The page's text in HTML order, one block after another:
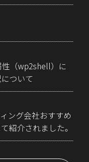
性（wp2shell）に
ついて
ング会社おすすめ
紹介されました。